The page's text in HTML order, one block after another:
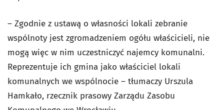
– Zgodnie z ustawą o własności lokali zebranie
wspólnoty jest zgromadzeniem ogółu właścicieli, nie
mogą więc w nim uczestniczyć najemcy komunalni.
Reprezentuje ich gmina jako właściciel lokali
komunalnych we wspólnocie – tłumaczy Urszula
Hamkało, rzecznik prasowy Zarządu Zasobu